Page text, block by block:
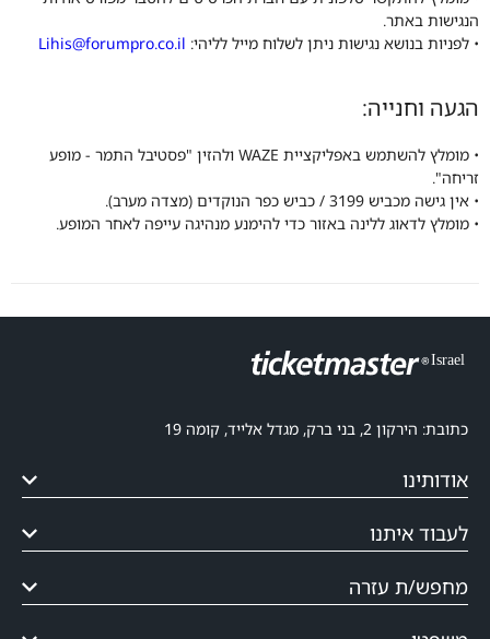
הנגישות באתר.
• לפניות בנושא נגישות ניתן לשלוח מייל לליהי: Lihis@forumpro.co.il
הגעה וחנייה:
• מומלץ להשתמש באפליקציית WAZE ולהזין "פסטיבל התמר - מופע
זריחה".
• אין גישה מכביש 3199 / כביש כפר הנוקדים (מצדה מערב).
• מומלץ לדאוג ללינה באזור כדי להימנע מנהיגה עייפה לאחר המופע.
כתובת: הירקון 2, בני ברק, מגדל אלייד, קומה 19
אודותינו
לעבוד איתנו
מחפש/ת עזרה